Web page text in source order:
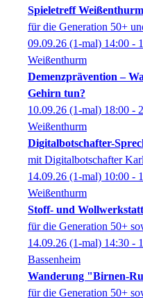
Spieletreff Weißenthurm
für die Generation 50+
09.09.26 (1-mal) 14:00 -
Weißenthurm
Demenzprävention –
Gehirn tun?
10.09.26 (1-mal) 18:00 -
Weißenthurm
Digitalbotschafter-
mit Digitalbotschafter
14.09.26 (1-mal) 10:00 -
Weißenthurm
Stoff- und
für die Generation 50+
14.09.26 (1-mal) 14:30 -
Bassenheim
Wanderung "Birnen-
für die Generation 50+